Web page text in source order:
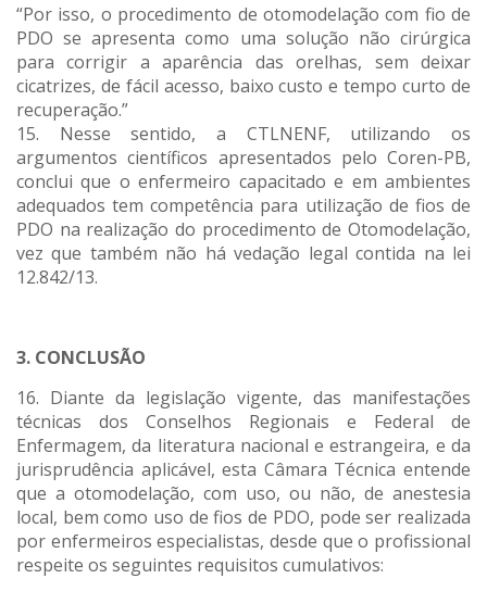
“Por isso, o procedimento de otomodelação com fio de
PDO se apresenta como uma solução não cirúrgica
para corrigir a aparência das orelhas, sem deixar
cicatrizes, de fácil acesso, baixo custo e tempo curto de
recuperação.”
15. Nesse sentido, a CTLNENF, utilizando os
argumentos científicos apresentados pelo Coren-PB,
conclui que o enfermeiro capacitado e em ambientes
adequados tem competência para utilização de fios de
PDO na realização do procedimento de Otomodelação,
vez que também não há vedação legal contida na lei
12.842/13.
3. CONCLUSÃO
16. Diante da legislação vigente, das manifestações
técnicas dos Conselhos Regionais e Federal de
Enfermagem, da literatura nacional e estrangeira, e da
jurisprudência aplicável, esta Câmara Técnica entende
que a otomodelação, com uso, ou não, de anestesia
local, bem como uso de fios de PDO, pode ser realizada
por enfermeiros especialistas, desde que o profissional
respeite os seguintes requisitos cumulativos: